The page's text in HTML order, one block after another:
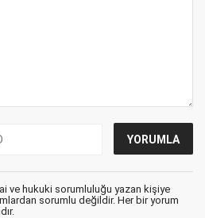
ve hukuki sorumluluğu yazan kişiye
sorumlu değildir. Her bir yorum